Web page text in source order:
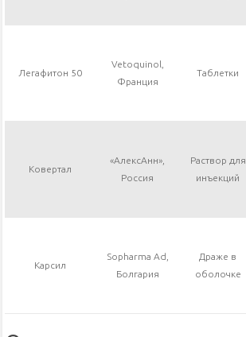
Легафитон 50
Vetoquinol,
Франция
Таблетки
Ковертал
«АлексАнн»,
Россия
Раствор для
инъекций
Карсил
Sopharma Ad,
Болгария
Драже в
оболочке